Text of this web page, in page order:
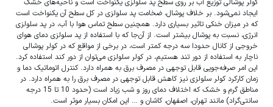
کولر پوشالی توزیع آب بر روی سطح پد سلولزی یکنواخت است و ناحیه‌های خشک
ایجاد نمی‌شود. بر خلاف پوشال، ضخامت پد سلولزی در کل سطح آن یکنواخت است
که در میزان خنکی تاثیر بسیاری دارد. همچنین سطح تماس هوا با آب، در پد سلولزی
انرژی، نسبت به پوشال بیشتر است. از آن‌جا که با استفاده از پد سلولزی دمای هوای
خروجی از کانال حدودا سه درجه کمتر است، در برخی از مواقع که در کولر پوشالی
ناچار به استفاده از دور تند هستیم، در کولر سلولزی می‌توان از دور کند استفاده کرد.
این امر صرفه‌جویی قابل توجهی در مصرف برق به همراه دارد. کنترل اتوماتیک دما و
زمان کارکرد کولر سلولزی نیز کاهش قابل توجهی در مصرف برق را به همراه دارد. در
مناطق گرم و خشک که اختلاف دمای روز و شب زیاد است (حدود 10 تا 15 درجه
سانتی‌گراد) مانند تهران، اصفهان، کاشان و … این امکان بسیار موثر است.